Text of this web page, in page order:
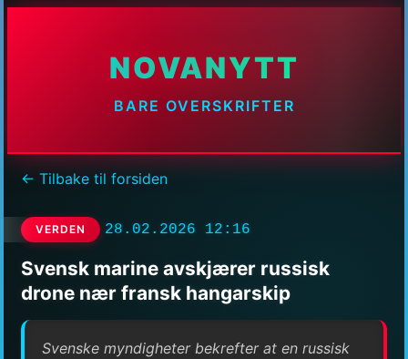
NOVANYTT
BARE OVERSKRIFTER
← Tilbake til forsiden
VERDEN 28.02.2026 12:16
Svensk marine avskjærer russisk
drone nær fransk hangarskip
Svenske myndigheter bekrefter at en russisk